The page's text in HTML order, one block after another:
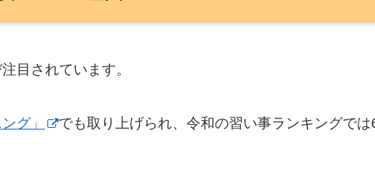
目されています。
グ」
でも取り上げられ、令和の習い事ランキングでは